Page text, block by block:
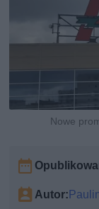
Nowe
Autor: